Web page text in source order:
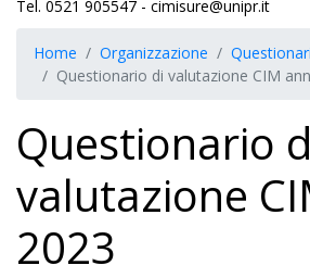
Tel. 0521 905547 - cimisure@unipr.it
Home Organizzazione
Questionario di valutazione CIM
Questionario
valutazione
2023